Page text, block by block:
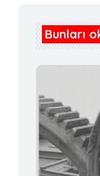
Bunları